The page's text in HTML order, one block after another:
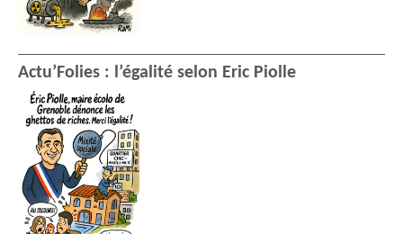
Actu’Folies : l’égalité selon Eric Piolle